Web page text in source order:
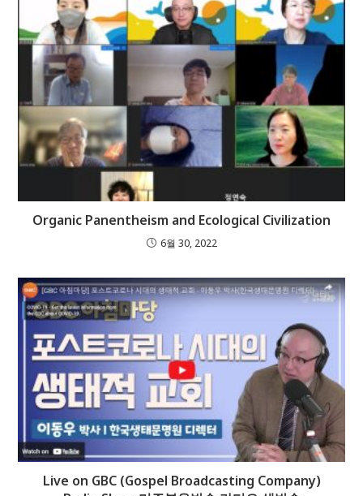
Organic Panentheism and Ecological Civilization
6월 30, 2022
Live on GBC (Gospel Broadcasting Company)